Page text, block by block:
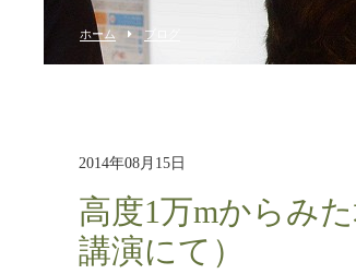
ホーム ブログ
2014年08月15日
高度1万mからみ
講演にて）